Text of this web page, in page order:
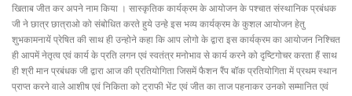
खिताब जीत कर अपने नाम किया । सास्कृतिक कार्यक्रम के आयोजन के पश्चात संस्थानिक प्रबंधक
जी ने छात्र छात्राओ को संबोधित करते हुये उन्हे इस भव्य कार्यक्रम के कुशल आयोजन हेतु
शुभकामनायें प्रेषित की साथ ही उन्होने कहा कि आप लोगो के द्वारा इस कार्यक्रम का आयोजन निश्चित
ही आपमें नेतृत्व एवं कार्य के प्रति लगन एवं स्वतंत्र मनोभाव से कार्य करने को दृष्टिगोचर करता हैं साथ
ही श्री मान प्रबंधक जी द्वारा आज की प्रतियोगिता जिसमें फैशन रैंप बॉक प्रतियोगिता में प्रथम स्थान
प्राप्त करने वाले आशीष एवं निकिता को ट्राफी भेंट एवं जीत का ताज पहनाकर उनको सम्मानित एवं